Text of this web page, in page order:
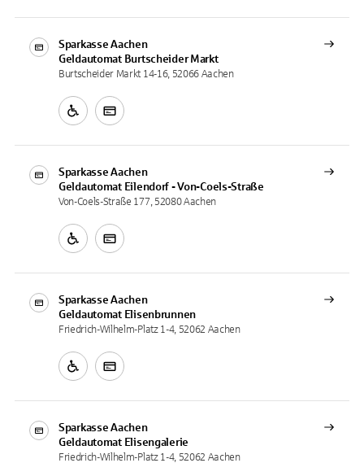
Sparkasse Aachen
Geldautomat Burtscheider Markt
Burtscheider Markt 14-16, 52066 Aachen
Sparkasse Aachen
Geldautomat Eilendorf - Von-Coels-Straße
Von-Coels-Straße 177, 52080 Aachen
Sparkasse Aachen
Geldautomat Elisenbrunnen
Friedrich-Wilhelm-Platz 1-4, 52062 Aachen
Sparkasse Aachen
Geldautomat Elisengalerie
Friedrich-Wilhelm-Platz 1-4, 52062 Aachen